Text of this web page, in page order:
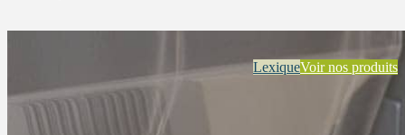
LexiqueVoir nos produits